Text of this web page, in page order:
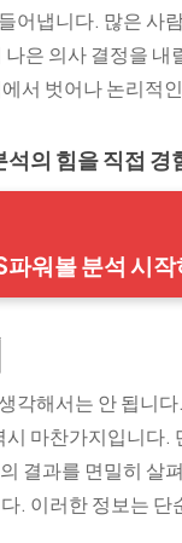
어냅니다. 많은 사
은 의사 결정을
서 벗어나 논리적
석의 힘을 직접 경
파워볼 분석 시작
각해서는 안 됩니
마찬가지입니다.
결과를 면밀히 살
. 이러한 정보는